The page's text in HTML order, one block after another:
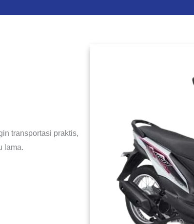
transportasi praktis,
lama.